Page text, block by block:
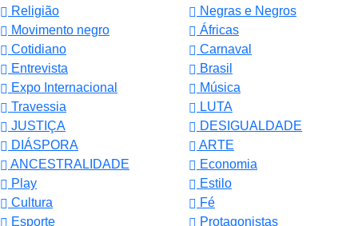
Religião
Negras e Negros
Movimento negro
Áfricas
Cotidiano
Carnaval
Entrevista
Brasil
Expo Internacional
Música
Travessia
LUTA
JUSTIÇA
DESIGUALDADE
DIÁSPORA
ARTE
ANCESTRALIDADE
Economia
Play
Estilo
Cultura
Fé
Esporte
Protagonistas